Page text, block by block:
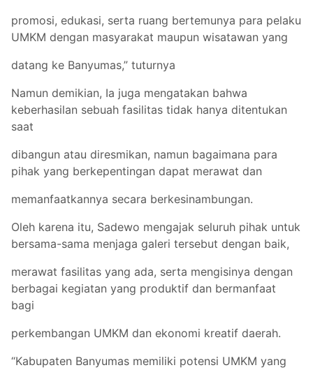
promosi, edukasi, serta ruang bertemunya para pelaku
UMKM dengan masyarakat maupun wisatawan yang
datang ke Banyumas,” tuturnya
Namun demikian, Ia juga mengatakan bahwa
keberhasilan sebuah fasilitas tidak hanya ditentukan
saat
dibangun atau diresmikan, namun bagaimana para
pihak yang berkepentingan dapat merawat dan
memanfaatkannya secara berkesinambungan.
Oleh karena itu, Sadewo mengajak seluruh pihak untuk
bersama-sama menjaga galeri tersebut dengan baik,
merawat fasilitas yang ada, serta mengisinya dengan
berbagai kegiatan yang produktif dan bermanfaat
bagi
perkembangan UMKM dan ekonomi kreatif daerah.
“Kabupaten Banyumas memiliki potensi UMKM yang